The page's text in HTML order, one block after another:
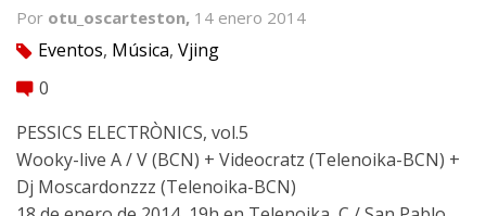
Por otu_oscarteston, 14 enero 2014
tag Eventos, Música, Vjing
comment 0
PESSICS ELECTRÒNICS, vol.5
Wooky-live A / V (BCN) + Videocratz (Telenoika-BCN) +
Dj Moscardonzzz (Telenoika-BCN)